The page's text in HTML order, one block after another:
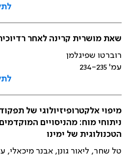
שאת מושרית קרינה לאחר
רוברטו שפיגלמן
עמ' 234-235
מיפוי אלקטרופיזיולוגי של
ניתוחי מוח: מהניסויים
הטכנולוגית של ימינו
טל שחר, ליאור גונן, אבנר מיכאלי,